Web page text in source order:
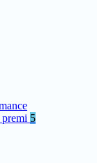
5